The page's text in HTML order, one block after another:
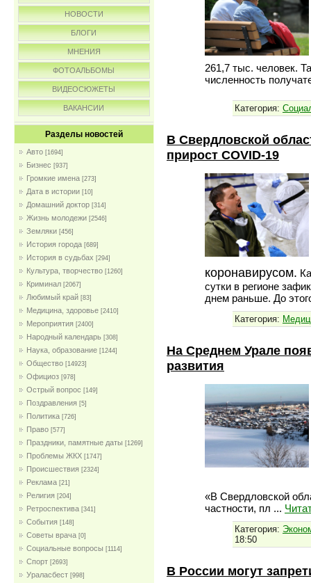
НОВОСТИ
БЛОГИ
МНЕНИЯ
ФОТОАЛЬБОМЫ
ВИДЕОСЮЖЕТЫ
ВАКАНСИИ
Разделы новостей
Авто [1694]
Бизнес [937]
Громкие имена [273]
Дата в истории [10]
Домашний доктор [314]
Жизнь молодежи [2546]
Земляки [456]
История города [689]
История в судьбах [294]
Культура, творчество [1260]
Криминал [2067]
Любимый край [83]
Медицина, здоровье [2410]
Мероприятия [2400]
Народный календарь [308]
Наука, образование [1244]
Общество [14923]
Официоз [978]
Острый вопрос [149]
Поздравления [5]
Политика [726]
Право [577]
Праздники, памятные даты [1269]
Проблемы ЖКХ [1747]
Проиcшествия [2324]
Реклама [21]
Религия [204]
Ретроспектива [341]
События [148]
Советы врача [0]
Социальные вопросы [1114]
Спорт [2693]
Ураласбест [998]
261,7 тыс. человек.
численность
Категория:
В Свердловской
прирост COVID-19
коронавирусом.
сутки в регионе
днем раньше. До
Категория:
На Среднем Урале
развития
«В Свердловской
частности, пл ...
Категория:
18:50
В России могут